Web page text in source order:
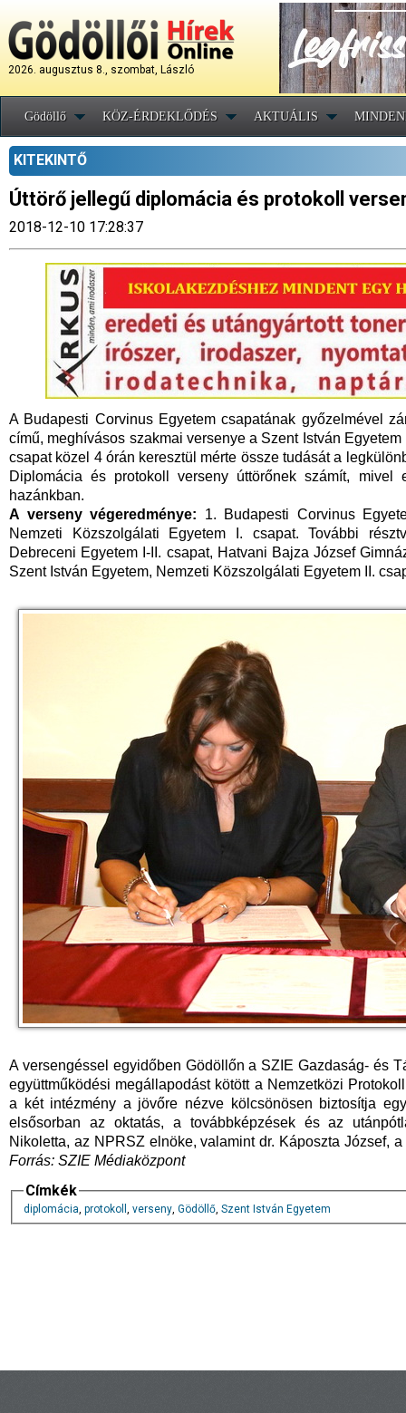
2026. augusztus 8., szombat, László
Gödöllő KÖZ-ÉRDEKLŐDÉS AKTUÁLIS
KITEKINTŐ
Úttörő jellegű diplomácia és protokoll
2018-12-10 17:28:37
A Budapesti Corvinus Egyetem csapatának győzelmével
című, meghívásos szakmai versenye a Szent István
csapat közel 4 órán keresztül mérte össze tudását a
Diplomácia és protokoll verseny úttörőnek számít, mivel
hazánkban.
A verseny végeredménye: 1. Budapesti Corvinus
Nemzeti Közszolgálati Egyetem I. csapat. További
Debreceni Egyetem I-II. csapat, Hatvani Bajza József
Szent István Egyetem, Nemzeti Közszolgálati Egyetem II.
A versengéssel egyidőben Gödöllőn a SZIE Gazdaság- és
együttműködési megállapodást kötött a Nemzetközi
a két intézmény a jövőre nézve kölcsönösen biztosítja
elsősorban az oktatás, a továbbképzések és az
Nikoletta, az NPRSZ elnöke, valamint dr. Káposzta József,
Forrás: SZIE Médiaközpont
Címkék
diplomácia, protokoll , verseny, Gödöllő, Szent István Egyetem